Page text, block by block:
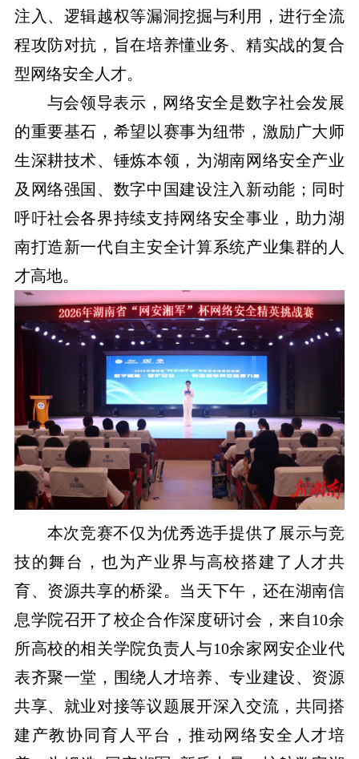
注入、逻辑越权等漏洞挖掘与利用，进行全流
程攻防对抗，旨在培养懂业务、精实战的复合
型网络安全人才。
与会领导表示，网络安全是数字社会发展
的重要基石，希望以赛事为纽带，激励广大师
生深耕技术、锤炼本领，为湖南网络安全产业
及网络强国、数字中国建设注入新动能；同时
呼吁社会各界持续支持网络安全事业，助力湖
南打造新一代自主安全计算系统产业集群的人
才高地。
本次竞赛不仅为优秀选手提供了展示与竞
技的舞台，也为产业界与高校搭建了人才共
育、资源共享的桥梁。当天下午，还在湖南信
息学院召开了校企合作深度研讨会，来自10余
所高校的相关学院负责人与10余家网安企业代
表齐聚一堂，围绕人才培养、专业建设、资源
共享、就业对接等议题展开深入交流，共同搭
建产教协同育人平台，推动网络安全人才培